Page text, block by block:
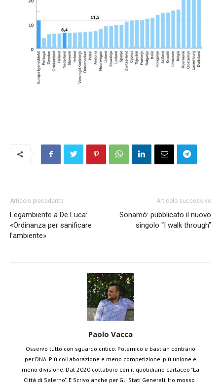
Articolo precedente
Legambiente a De Luca:
«Ordinanza per sanificare
l’ambiente»
Articolo successivo
Sonamó: pubblicato il nuovo
singolo “I walk through”
Paolo Vacca
Osservo tutto con sguardo critico. Polemico e bastian contrario
per DNA. Più collaborazione e meno competizione, più unione e
meno divisione. Dal 2020 collaboro con il quotidiano cartaceo "La
Città di Salerno". E Scrivo anche per Gli Stati Generali. Ho mosso i